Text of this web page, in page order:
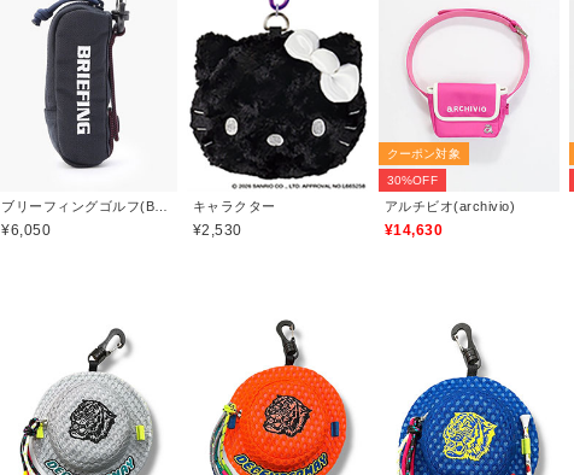
¥6,050
キャラクター
¥2,530
クーポン対象
30%OFF
アルチビオ(archivio)
¥14,630